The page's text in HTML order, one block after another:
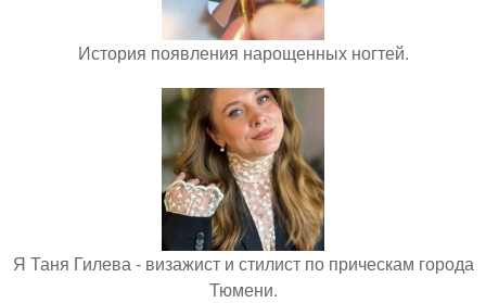
История появления нарощенных ногтей.
Я Таня Гилева - визажист и стилист по прическам города
Тюмени.